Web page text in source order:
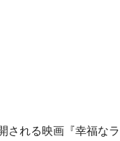
される映画『幸福な